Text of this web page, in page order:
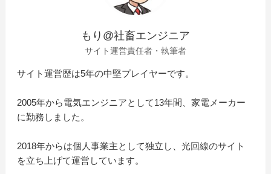
もり@社畜エンジニア
サイト運営責任者・執筆者
サイト運営歴は5年の中堅プレイヤーです。
2005年から電気エンジニアとして13年間、家電メーカー
に勤務しました。
2018年からは個人事業主として独立し、光回線のサイト
を立ち上げて運営しています。